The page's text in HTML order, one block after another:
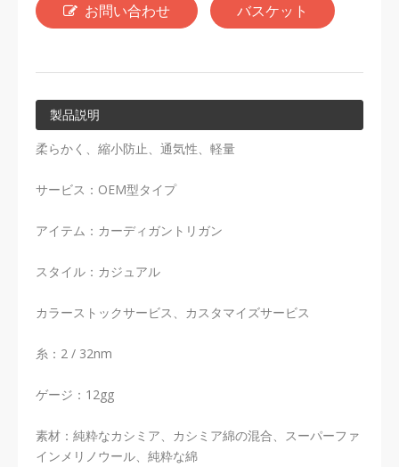
お問い合わせ バスケット
製品説明
柔らかく、縮小防止、通気性、軽量
サービス：OEM型タイプ
アイテム：カーディガントリガン
スタイル：カジュアル
カラーストックサービス、カスタマイズサービス
糸：2 / 32nm
ゲージ：12gg
素材：純粋なカシミア、カシミア綿の混合、スーパーファ
インメリノウール、純粋な綿